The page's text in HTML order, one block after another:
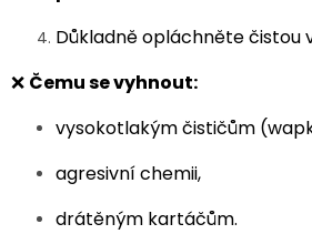
Důkladně opláchněte čistou
❌ Čemu se vyhnout:
vysokotlakým čističům
agresivní chemii,
drátěným kartáčům.